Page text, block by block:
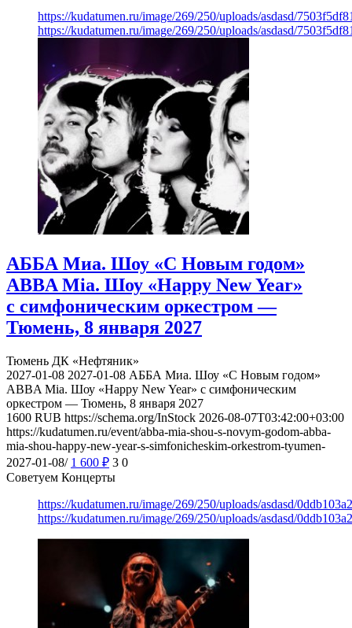
https://kudatumen.ru/image/269/250/uploads/asdasd/
https://kudatumen.ru/image/269/250/uploads/asdasd/
АББА Миа. Шоу «С Новым годом»
ABBA Mia. Шоу «Happy New Year»
с симфоническим оркестром —
Тюмень, 8 января 2027
Тюмень ДК «Нефтяник»
2027-01-08 2027-01-08 АББА Миа. Шоу «С Новым годом»
ABBA Mia. Шоу «Happy New Year» с симфоническим
оркестром — Тюмень, 8 января 2027
1600 RUB https://schema.org/InStock 2026-08-07T03:42:00+03:00
https://kudatumen.ru/event/abba-mia-shou-s-novym-godom-abba-
mia-shou-happy-new-year-s-simfonicheskim-orkestrom-tyumen-
2027-01-08/ 1 600 ₽ 3 0
Советуем Концерты
https://kudatumen.ru/image/269/250/uploads/asdasd/
https://kudatumen.ru/image/269/250/uploads/asdasd/